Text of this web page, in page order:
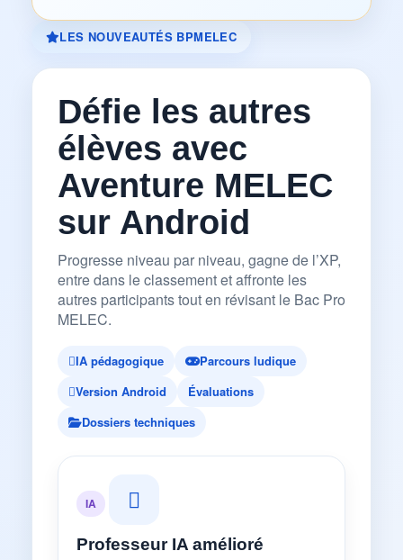
LES NOUVEAUTÉS BPMELEC
Défie les autres
élèves avec
Aventure MELEC
sur Android
Progresse niveau par niveau, gagne de l’XP,
entre dans le classement et affronte les
autres participants tout en révisant le Bac Pro
MELEC.
IA pédagogique
Parcours ludique
Version Android
Évaluations
Dossiers techniques
IA
Professeur IA amélioré